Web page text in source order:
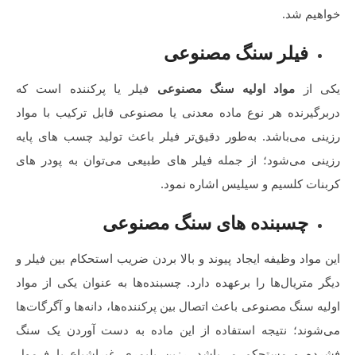
خواهیم شد.
فیلر سنگ مصنوعی
یکی از مواد اولیه سنگ مصنوعی فیلر یا پرکننده است که
دربرگیرنده هر نوع ماده معدنی یا مصنوعی قابل ترکیب با مواد
رزینی می‌باشد. به‌طور دقیق‌تر فیلر باعث تولید چسب های پایه
رزینی می‌شود؛ از جمله فیلر های طبیعی می‌توان به پودر های
کربنات کلسیم و سیلیس اشاره نمود.
چسبنده‌ های سنگ مصنوعی
این مواد وظیفه ایجاد پیوند و بالا بردن ضریب استحکام بین فیلر و
دیگر متریال‌ها را برعهده دارد. چسبنده‌ها به عنوان یکی از مواد
اولیه سنگ مصنوعی باعث اتصال بین پرکننده‌ها، دانه‌ها و آگرگات‌ها
می‌شوند؛ نتیجه استفاده از این ماده به دست آوردن یک سنگ